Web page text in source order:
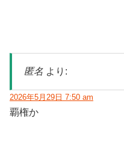
匿名 より:
2026年5月29日 7:50 am
覇権か